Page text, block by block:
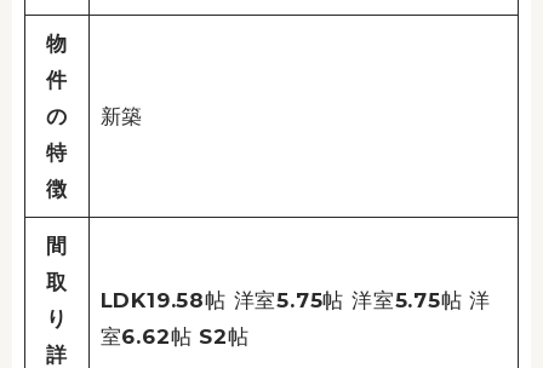
物
件
の
特
徴
新築
間
取
り
詳
LDK19.58帖 洋室5.75帖 洋室5.75帖 洋
室6.62帖 S2帖